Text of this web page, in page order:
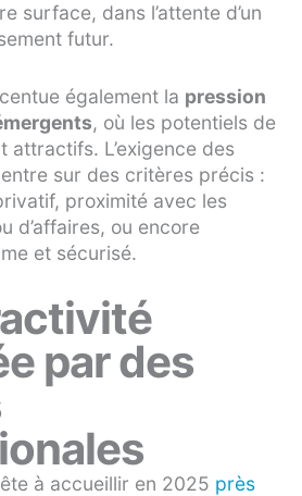
surface, dans l’attente d’un
futur.
également la pression
, où les potentiels de
attractifs. L’exigence des
sur des critères précis :
proximité avec les
d’affaires, ou encore
et sécurisé.
par des
à accueillir en 2025 près